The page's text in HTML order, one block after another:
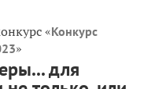
«Конкурс
»
для